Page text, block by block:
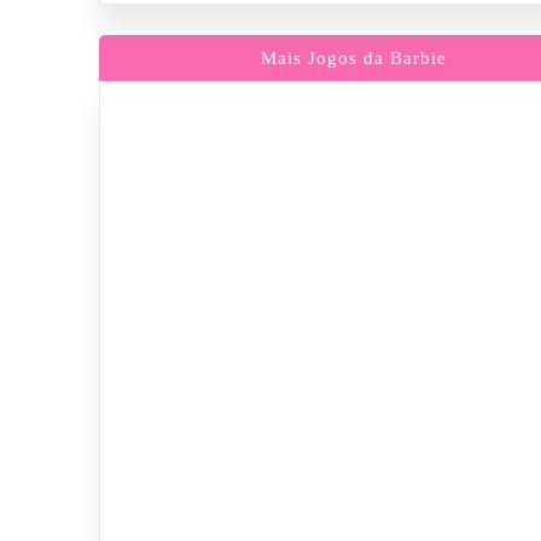
Mais Jogos da Barbie